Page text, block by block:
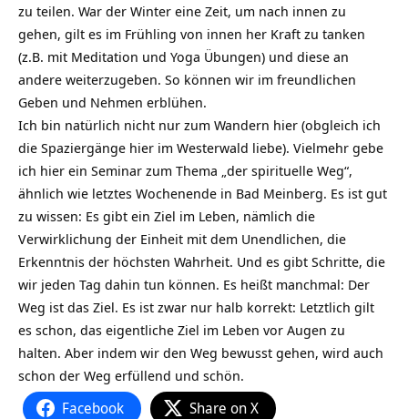
zu teilen. War der Winter eine Zeit, um nach innen zu
gehen, gilt es im Frühling von innen her Kraft zu tanken
(z.B. mit Meditation und Yoga Übungen) und diese an
andere weiterzugeben. So können wir im freundlichen
Geben und Nehmen erblühen.
Ich bin natürlich nicht nur zum Wandern hier (obgleich ich
die Spaziergänge hier im Westerwald liebe). Vielmehr gebe
ich hier ein Seminar zum Thema „der spirituelle Weg“,
ähnlich wie letztes Wochenende in Bad Meinberg. Es ist gut
zu wissen: Es gibt ein Ziel im Leben, nämlich die
Verwirklichung der Einheit mit dem Unendlichen, die
Erkenntnis der höchsten Wahrheit. Und es gibt Schritte, die
wir jeden Tag dahin tun können. Es heißt manchmal: Der
Weg ist das Ziel. Es ist zwar nur halb korrekt: Letztlich gilt
es schon, das eigentliche Ziel im Leben vor Augen zu
halten. Aber indem wir den Weg bewusst gehen, wird auch
schon der Weg erfüllend und schön.
Facebook Share on X